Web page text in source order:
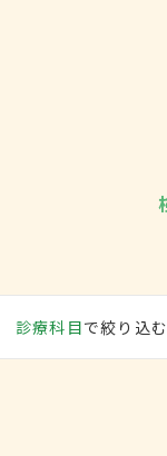
診療科目で絞り込む